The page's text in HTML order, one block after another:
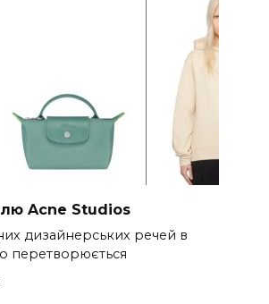
Acne Studios
дизайнерських речей в
перетворюється